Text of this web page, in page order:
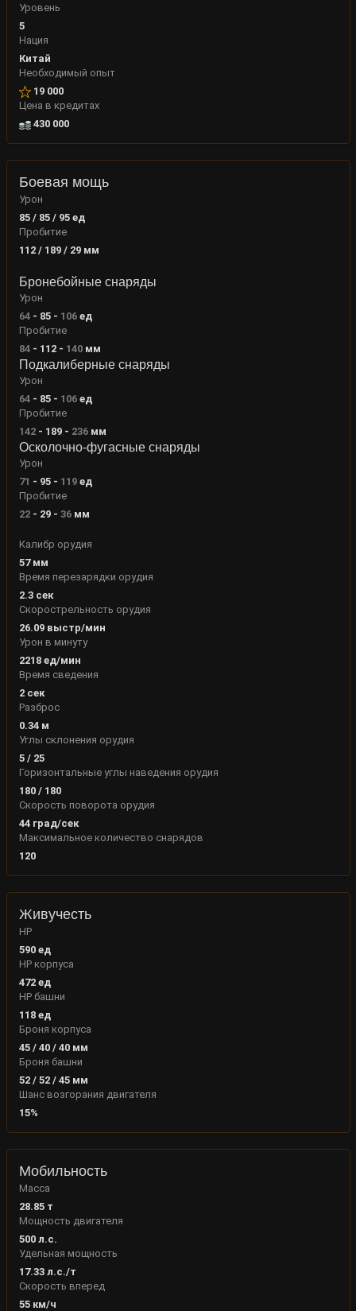
Уровень
5
Нация
Китай
Необходимый опыт
19 000
Цена в кредитах
430 000
Боевая мощь
Урон
85 / 85 / 95 ед
Пробитие
112 / 189 / 29 мм
Бронебойные снаряды
Урон
64- 85- 106ед
Пробитие
84- 112- 140 мм
Подкалиберные снаряды
Урон
64- 85- 106ед
Пробитие
142- 189- 236 мм
Осколочно-фугасные снаряды
Урон
71 - 95- 119ед
Пробитие
22- 29- 36 мм
Калибр орудия
57мм
Время перезарядки орудия
2.3сек
Скорострельность орудия
26.09выстр/мин
Урон в минуту
2218ед/мин
Время сведения
2сек
Разброс
0.34м
Углы склонения орудия
5 / 25
Горизонтальные углы наведения орудия
180 / 180
Скорость поворота орудия
44град/сек
Максимальное количество снарядов
120
Живучесть
HP
590ед
HP корпуса
472ед
HP башни
118ед
Броня корпуса
45/ 40/ 40мм
Броня башни
52 / 52 / 45 мм
Шанс возгорания двигателя
15%
Мобильность
Масса
28.85т
Мощность двигателя
500л.с.
Удельная мощность
17.33л.с./т
Скорость вперед
55км/ч